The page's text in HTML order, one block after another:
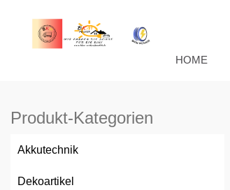
HOME
Produkt-Kategorien
Akkutechnik
Dekoartikel